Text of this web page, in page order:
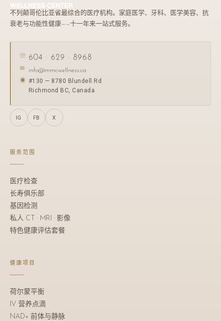
不列颠哥伦比亚省最综合的医疗机构。家庭医学、牙科、医学美容、抗
衰老与功能性健康——十一年来一站式服务。
☏ 604 · 629 · 8968
✉ info@mmcwellness.ca
◉ #130 — 8780 Blundell Rd
Richmond BC, Canada
IG FB X
服务范围
医疗检查
长寿俱乐部
基因检测
私人 CT · MRI · 影像
特色健康评估套餐
健康项目
荷尔蒙平衡
IV 营养点滴
NAD+ 前体与静脉